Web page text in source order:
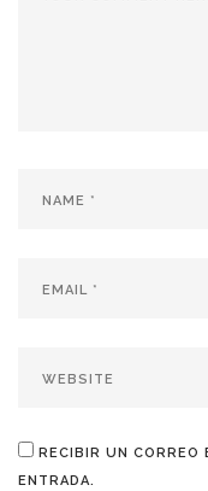
RECIBIR UN CORREO
ENTRADA.